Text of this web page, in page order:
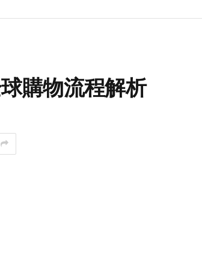
購物流程解析